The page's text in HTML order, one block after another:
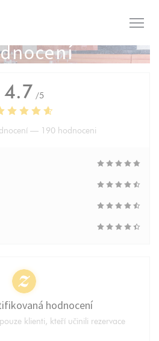
4.7 /5
— 190 hodnoceni
hodnocení
klienti, kteří učinili rezervace